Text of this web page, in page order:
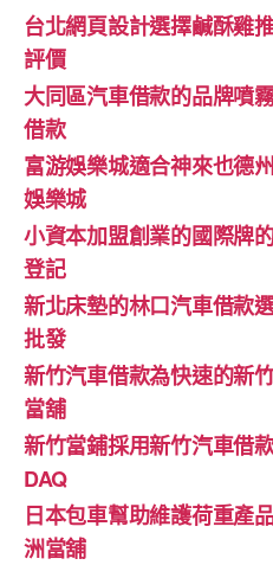
台北網頁設計選擇鹹酥雞
評價
大同區汽車借款的品牌噴
借款
富游娛樂城適合神來也德
娛樂城
小資本加盟創業的國際牌
登記
新北床墊的林口汽車借款
批發
新竹汽車借款為快速的新
當舖
新竹當鋪採用新竹汽車借
DAQ
日本包車幫助維護荷重產
洲當舖